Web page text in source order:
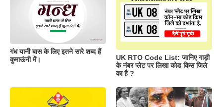
गंध यानी बास के लिए इतने सारे शब्द हैं
कुमाऊंनी में।
UK RTO Code List: जानिए गाड़ी
के नंबर प्लेट पर लिखा कोड किस जिले
का है ?